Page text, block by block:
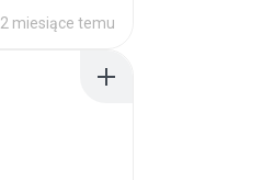
2 miesiące temu